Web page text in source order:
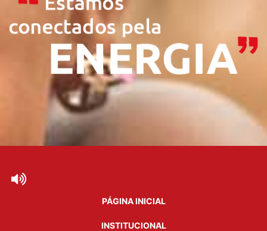
PÁGINA INICIAL
INSTITUCIONAL